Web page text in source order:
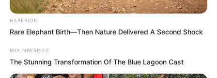
HABERION
Rare Elephant Birth—Then Nature Delivered A Second Shock
BRAINBERRIES
The Stunning Transformation Of The Blue Lagoon Cast